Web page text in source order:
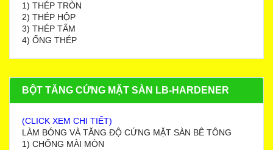
1) THÉP TRÒN
2) THÉP HỘP
3) THÉP TẤM
4) ỐNG THÉP
BỘT TĂNG CỨNG MẶT SÀN LB-HARDENER
(CLICK XEM CHI TIẾT)
LÀM BÓNG VÀ TĂNG ĐỘ CỨNG MẶT SÀN BÊ TÔNG
1) CHỐNG MÀI MÒN